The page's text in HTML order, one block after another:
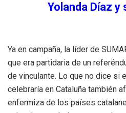
Yolanda Díaz y
Ya en campaña, la líder de
que era partidaria de un
de vinculante. Lo que no dice si
celebraría en Cataluña también
enfermiza de los países